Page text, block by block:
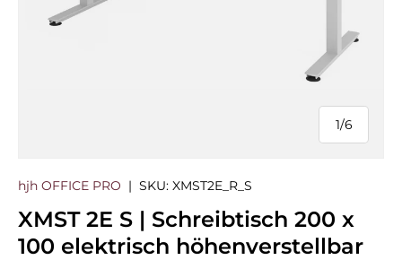
1/
von
6
hjh OFFICE PRO | SKU: XMST2E_R_S
XMST 2E S | Schreibtisch 200 x
100 elektrisch höhenverstellbar